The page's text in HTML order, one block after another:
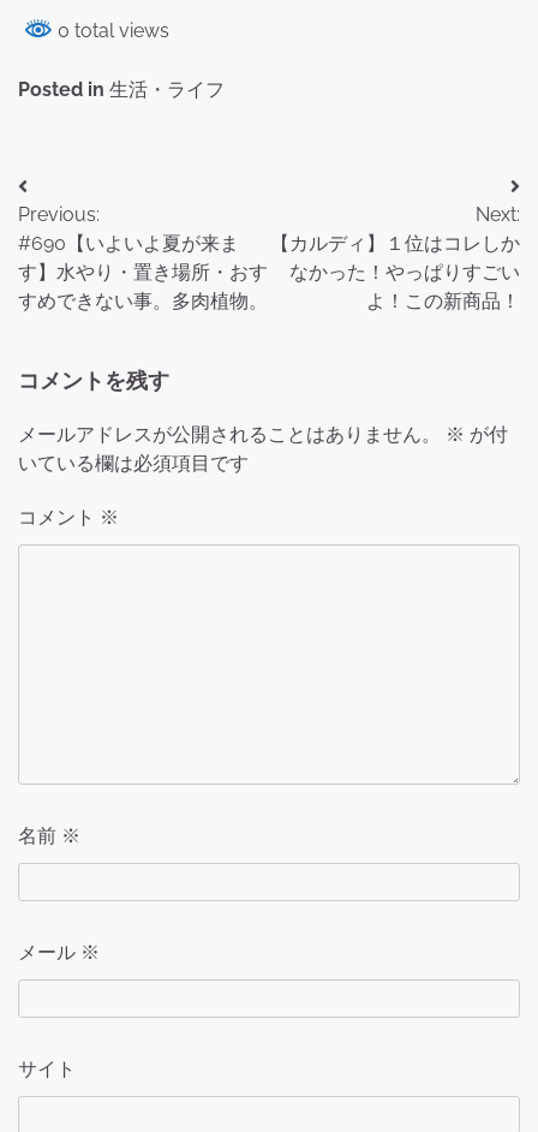
0 total views
Posted in 生活・ライフ
投
稿
ナ
ビ
ゲ
シ
ン
Previous:
#690【いよいよ夏が来ま
す】水やり・置き場所・おす
すめできない事。多肉植物。
Next:
【カルディ】１位はコレしか
なかった！やっぱりすごい
よ！この新商品！
コメントを残す
メールアドレスが公開されることはありません。 ※ が付
いている欄は必須項目です
コメント ※
名前 ※
メール ※
サイト